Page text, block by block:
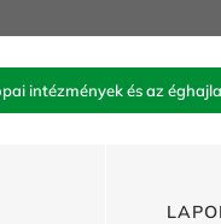
intézmények és az